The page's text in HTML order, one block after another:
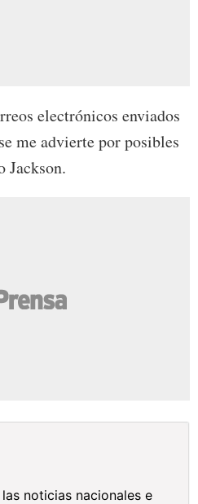
electrónicos enviados
me advierte por posibles
Jackson.
noticias nacionales e